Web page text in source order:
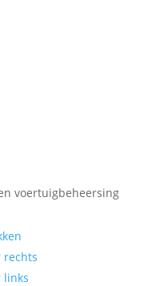
voertuigbeheersing
rechts
links